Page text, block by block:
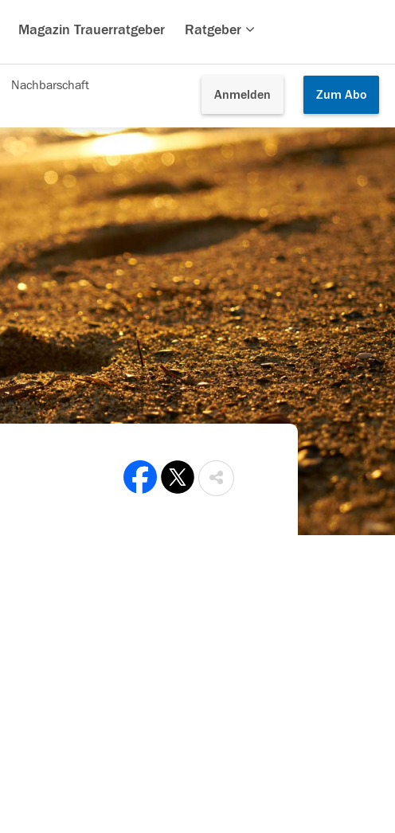
Magazin Trauerratgeber Ratgeber
Anmelden Zum Abo
Nachbarschaft